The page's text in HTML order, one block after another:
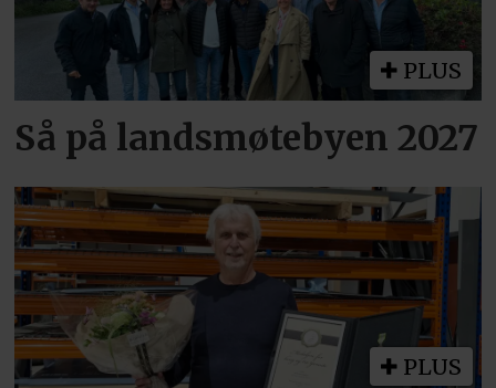
PLUS
Så på landsmøtebyen 2027
PLUS